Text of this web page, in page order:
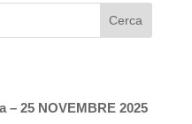
Cerca
– 25 NOVEMBRE 2025